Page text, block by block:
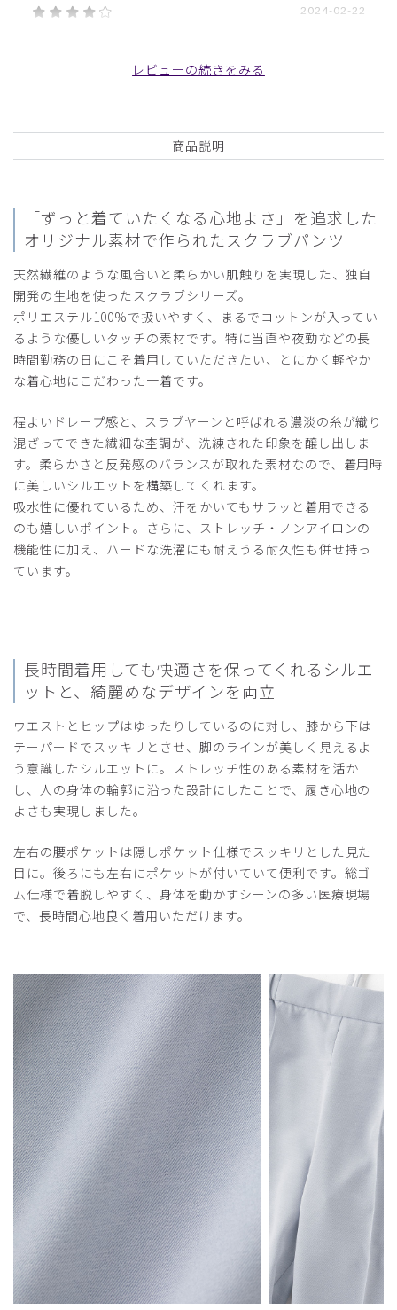
2024-02-22
156-160cm 体重:56-60kg
商品：L10レディース:スクラブパンツ・リラクシング/
sa様
購入確認済み
2024-01-24
年齢:40代 身長:156-160cm 体重:56-60kg
サイズ
サイズ表記に合わせてLにしましたが、実際大きくダボっと
した感じになりました。
ワンサイズ小さくしても良いかなと思います。
商品：L10レディース:スクラブパンツ・リラクシング/
ベージュ/L
役に立った
レビューの続きをみる
商品説明
「ずっと着ていたくなる心地よさ」を追求した
オリジナル素材で作られたスクラブパンツ
天然繊維のような風合いと柔らかい肌触りを実現した、独自
開発の生地を使ったスクラブシリーズ。
ポリエステル100%で扱いやすく、まるでコットンが入ってい
るような優しいタッチの素材です。特に当直や夜勤などの長
時間勤務の日にこそ着用していただきたい、とにかく軽やか
な着心地にこだわった一着です。
程よいドレープ感と、スラブヤーンと呼ばれる濃淡の糸が織り
混ざってできた繊細な杢調が、洗練された印象を醸し出しま
す。柔らかさと反発感のバランスが取れた素材なので、着用時
に美しいシルエットを構築してくれます。
吸水性に優れているため、汗をかいてもサラッと着用できる
のも嬉しいポイント。さらに、ストレッチ・ノンアイロンの
機能性に加え、ハードな洗濯にも耐えうる耐久性も併せ持っ
ています。
長時間着用しても快適さを保ってくれるシルエ
ットと、 綺麗めなデザインを両立
ウエストとヒップはゆったりしているのに対し、膝から下は
テーパードでスッキリとさせ、脚のラインが美しく見えるよ
う意識したシルエットに。ストレッチ性のある素材を活か
し、人の身体の輪郭に沿った設計にしたことで、履き心地の
よさも実現しました。
左右の腰ポケットは隠しポケット仕様でスッキリとした見た
目に。後ろにも左右にポケットが付いていて便利です。総ゴ
ム仕様で着脱しやすく、身体を動かすシーンの多い医療現場
で、長時間心地良く着用いただけます。